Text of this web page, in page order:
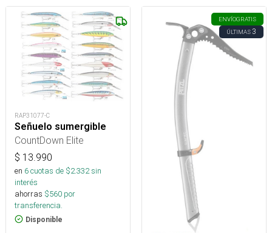
RAP31077-C
Señuelo sumergible
CountDown Elite
$ 13.990
en 6cuotas de $2.332sin
interés
ahorras $560 por
transferencia.
Disponible
ENVÍOGRATIS
ÚLTIMAS3